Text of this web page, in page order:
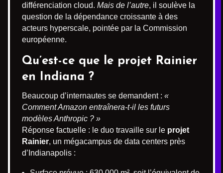
différenciation cloud. Mais de l’autre, il soulève la
question de la dépendance croissante à des
acteurs hyperscale, pointée par la Commission
européenne.
Qu’est-ce que le projet Rainier
en Indiana ?
Beaucoup d’internautes se demandent : «
Comment Amazon entraînera-t-il les futurs
modèles Anthropic ? »
Réponse factuelle : le duo travaille sur le projet
Rainier, un mégacampus de data centers près
d’Indianapolis :